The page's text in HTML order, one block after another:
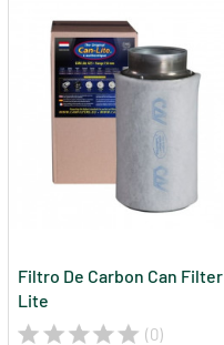
Filtro De Carbon Can Filter
Lite
(0)